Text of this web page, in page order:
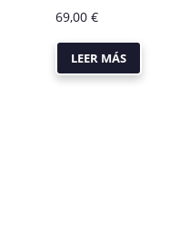
69,00 €
LEER MÁS